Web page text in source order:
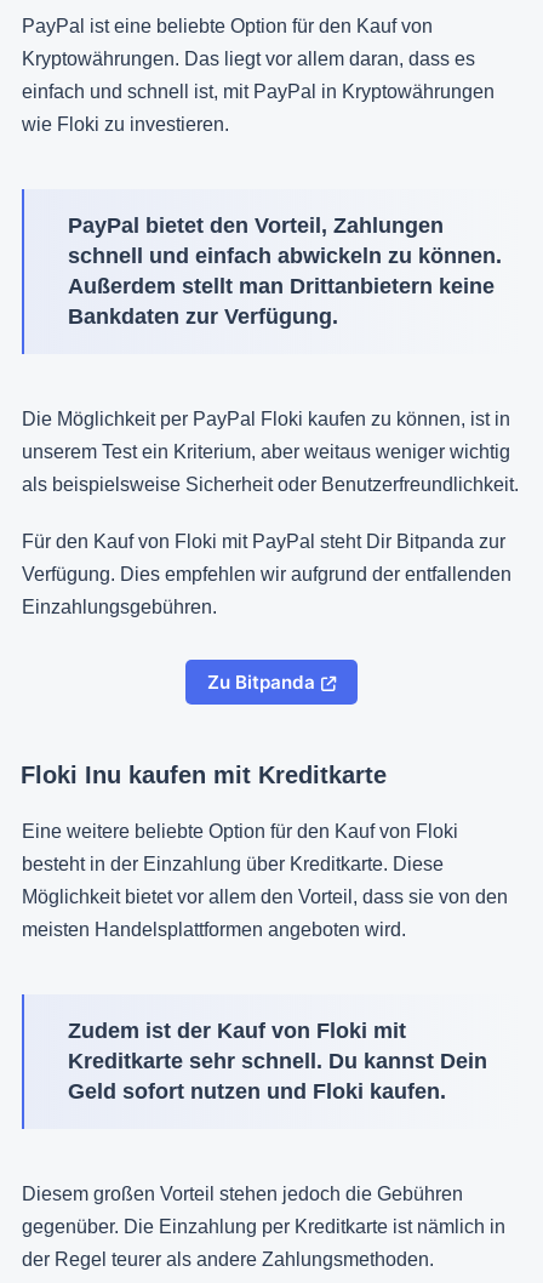
PayPal ist eine beliebte Option für den Kauf von
Kryptowährungen. Das liegt vor allem daran, dass es
einfach und schnell ist, mit PayPal in Kryptowährungen
wie Floki zu investieren.
PayPal bietet den Vorteil, Zahlungen
schnell und einfach abwickeln zu können.
Außerdem stellt man Drittanbietern keine
Bankdaten zur Verfügung.
Die Möglichkeit per PayPal Floki kaufen zu können, ist in
unserem Test ein Kriterium, aber weitaus weniger wichtig
als beispielsweise Sicherheit oder Benutzerfreundlichkeit.
Für den Kauf von Floki mit PayPal steht Dir Bitpanda zur
Verfügung. Dies empfehlen wir aufgrund der entfallenden
Einzahlungsgebühren.
Zu Bitpanda
Floki Inu kaufen mit Kreditkarte
Eine weitere beliebte Option für den Kauf von Floki
besteht in der Einzahlung über Kreditkarte. Diese
Möglichkeit bietet vor allem den Vorteil, dass sie von den
meisten Handelsplattformen angeboten wird.
Zudem ist der Kauf von Floki mit
Kreditkarte sehr schnell. Du kannst Dein
Geld sofort nutzen und Floki kaufen.
Diesem großen Vorteil stehen jedoch die Gebühren
gegenüber. Die Einzahlung per Kreditkarte ist nämlich in
der Regel teurer als andere Zahlungsmethoden.